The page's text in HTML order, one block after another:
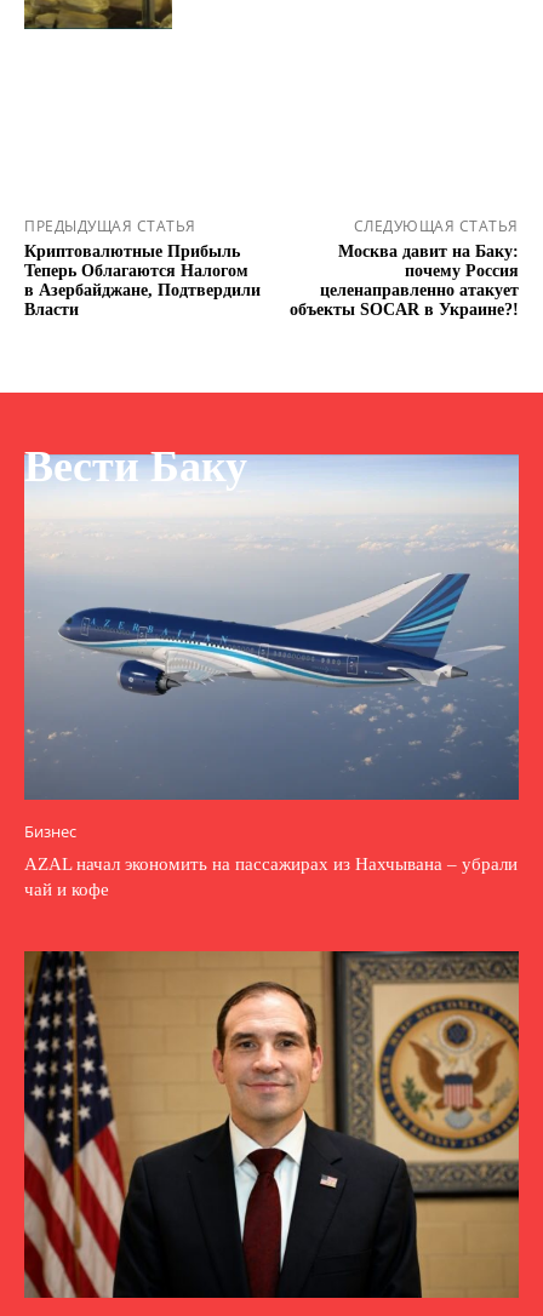
ПРЕДЫДУЩАЯ СТАТЬЯ
Криптовалютные Прибыль
Теперь Облагаются Налогом
в Азербайджане, Подтвердили
Власти
СЛЕДУЮЩАЯ СТАТЬЯ
Москва давит на Баку:
почему Россия
целенаправленно атакует
объекты SOCAR в Украине?!
Вести Баку
Бизнес
AZAL начал экономить на пассажирах из Нахчывана – убрали
чай и кофе